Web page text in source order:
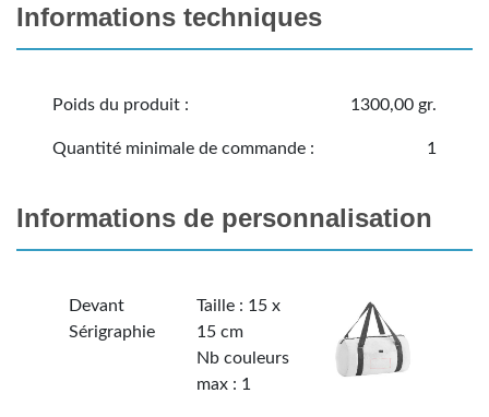
Informations techniques
Poids du produit : 1300,00 gr.
Quantité minimale de commande : 1
Informations de personnalisation
Devant
Sérigraphie
Taille : 15 x
15 cm
Nb couleurs
max : 1